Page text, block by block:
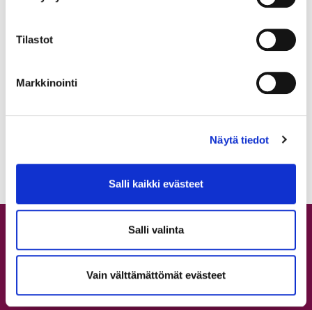
Tilastot
Markkinointi
Näytä tiedot
Salli kaikki evästeet
Salli valinta
Vain välttämättömät evästeet
Back to Dance ja Absolute
21.7.2026
Aikataulu
Lajit